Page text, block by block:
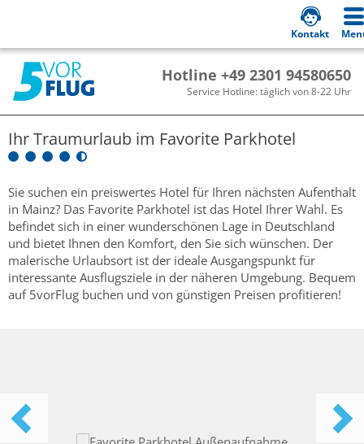
Hotline +49 2301 94580650
Service Hotline: täglich von 8-22 Uhr
Kontakt
Ihr Traumurlaub im Favorite Parkhotel
Sie suchen ein preiswertes Hotel für Ihren nächsten Aufenthalt
in Mainz? Das Favorite Parkhotel ist das Hotel Ihrer Wahl. Es
befindet sich in einer wunderschönen Lage in Deutschland
und bietet Ihnen den Komfort, den Sie sich wünschen. Der
malerische Urlaubsort ist der ideale Ausgangspunkt für
interessante Ausflugsziele in der näheren Umgebung. Bequem
auf 5vorFlug buchen und von günstigen Preisen profitieren!